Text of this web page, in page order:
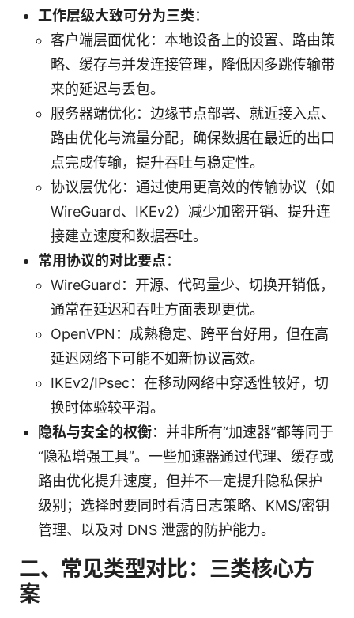
工作层级大致可分为三类：
客户端层面优化：本地设备上的设置、路由策
略、缓存与并发连接管理，降低因多跳传输带
来的延迟与丢包。
服务器端优化：边缘节点部署、就近接入点、
路由优化与流量分配，确保数据在最近的出口
点完成传输，提升吞吐与稳定性。
协议层优化：通过使用更高效的传输协议（如
WireGuard、IKEv2）减少加密开销、提升连
接建立速度和数据吞吐。
常用协议的对比要点：
WireGuard：开源、代码量少、切换开销低，
通常在延迟和吞吐方面表现更优。
OpenVPN：成熟稳定、跨平台好用，但在高
延迟网络下可能不如新协议高效。
IKEv2/IPsec：在移动网络中穿透性较好，切
换时体验较平滑。
隐私与安全的权衡：并非所有“加速器”都等同于
“隐私增强工具”。一些加速器通过代理、缓存或
路由优化提升速度，但并不一定提升隐私保护
级别；选择时要同时看清日志策略、KMS/密钥
管理、以及对 DNS 泄露的防护能力。
二、常见类型对比：三类核心方
案